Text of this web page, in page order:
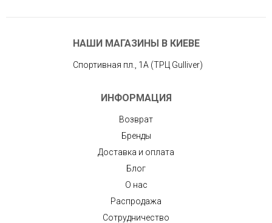
НАШИ МАГАЗИНЫ В КИЕВЕ
Спортивная пл., 1А (ТРЦ Gulliver)
ИНФОРМАЦИЯ
Возврат
Бренды
Доставка и оплата
Блог
О нас
Распродажа
Сотрудничество